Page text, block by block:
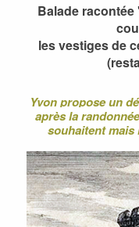
Balade
les vestiges de
Yvon propose un
après la
souhaitent